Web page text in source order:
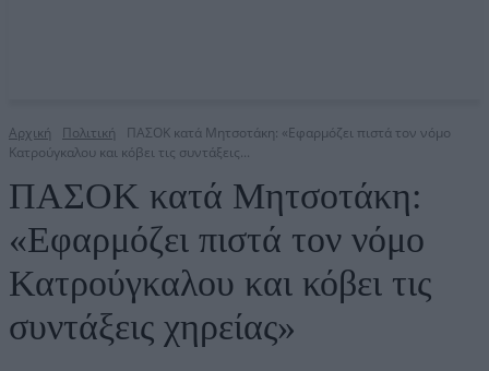
Αρχική Πολιτική
ΠΑΣΟΚ κατά Μητσοτάκη: «Εφαρμόζει πιστά τον νόμο
Κατρούγκαλου και κόβει τις συντάξεις...
ΠΑΣΟΚ κατά Μητσοτάκη:
«Εφαρμόζει πιστά τον νόμο
Κατρούγκαλου και κόβει τις
συντάξεις χηρείας»